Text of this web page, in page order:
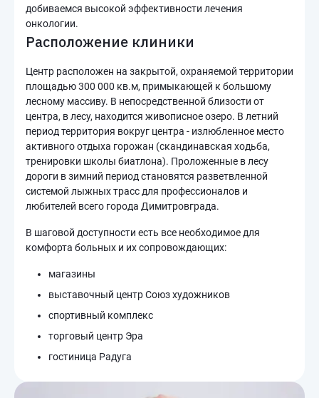
добиваемся высокой эффективности лечения
онкологии.
Расположение клиники
Центр расположен на закрытой, охраняемой территории
площадью 300 000 кв.м, примыкающей к большому
лесному массиву. В непосредственной близости от
центра, в лесу, находится живописное озеро. В летний
период территория вокруг центра - излюбленное место
активного отдыха горожан (скандинавская ходьба,
тренировки школы биатлона). Проложенные в лесу
дороги в зимний период становятся разветвленной
системой лыжных трасс для профессионалов и
любителей всего города Димитровграда.
В шаговой доступности есть все необходимое для
комфорта больных и их сопровождающих:
магазины
выставочный центр Союз художников
спортивный комплекс
торговый центр Эра
гостиница Радуга